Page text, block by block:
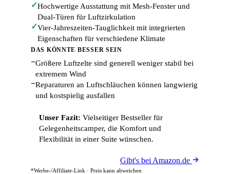
✓Hochwertige Ausstattung mit Mesh-Fenster und
Dual-Türen für Luftzirkulation
✓Vier-Jahreszeiten-Tauglichkeit mit integrierten
Eigenschaften für verschiedene Klimate
DAS KÖNNTE BESSER SEIN
−Größere Luftzelte sind generell weniger stabil bei
extremem Wind
−Reparaturen an Luftschläuchen können langwierig
und kostspielig ausfallen
Unser Fazit: Vielseitiger Bestseller für
Gelegenheitscamper, die Komfort und
Flexibilität in einer Suite wünschen.
Gibt's bei Amazon.de
*Werbe-/Affiliate-Link · Preis kann abweichen